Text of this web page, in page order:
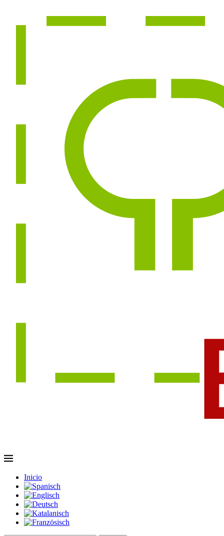
Inicio